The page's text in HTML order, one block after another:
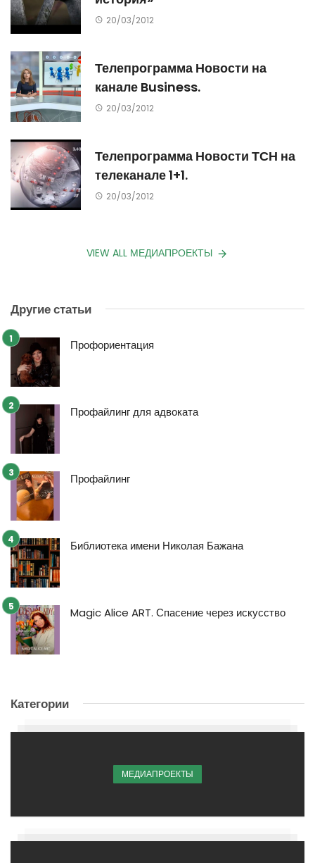
20/03/2012
Телепрограмма Новости на
канале Business.
20/03/2012
Телепрограмма Новости ТСН на
телеканале 1+1.
20/03/2012
VIEW ALL МЕДИАПРОЕКТЫ
Другие статьи
Профориентация
Профайлинг для адвоката
Профайлинг
Библиотека имени Николая Бажана
Magic Alice ART. Спасение через искусство
Категории
МЕДИАПРОЕКТЫ